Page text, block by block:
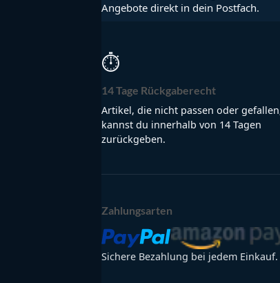
Angebote direkt in dein Postfach.
⏱
14 Tage Rückgaberecht
Artikel, die nicht passen oder
kannst du innerhalb von 14 Tagen
zurückgeben.
Zahlungsarten
Sichere Bezahlung bei jedem Einkauf.